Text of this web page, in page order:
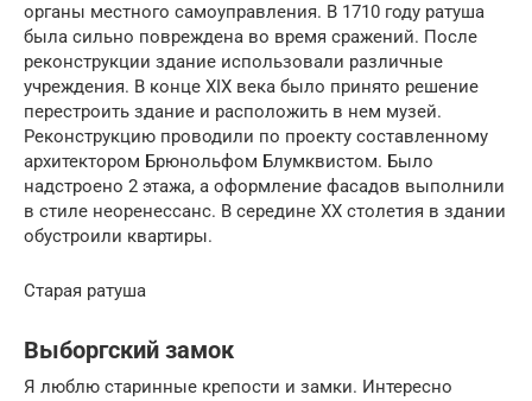
органы местного самоуправления. В 1710 году ратуша
была сильно повреждена во время сражений. После
реконструкции здание использовали различные
учреждения. В конце XIX века было принято решение
перестроить здание и расположить в нем музей.
Реконструкцию проводили по проекту составленному
архитектором Брюнольфом Блумквистом. Было
надстроено 2 этажа, а оформление фасадов выполнили
в стиле неоренессанс. В середине XX столетия в здании
обустроили квартиры.
Старая ратуша
Выборгский замок
Я люблю старинные крепости и замки. Интересно